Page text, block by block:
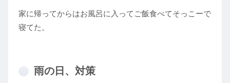
家に帰ってからはお風呂に入ってご飯食べてそっこーで
寝てた。
雨の日、対策